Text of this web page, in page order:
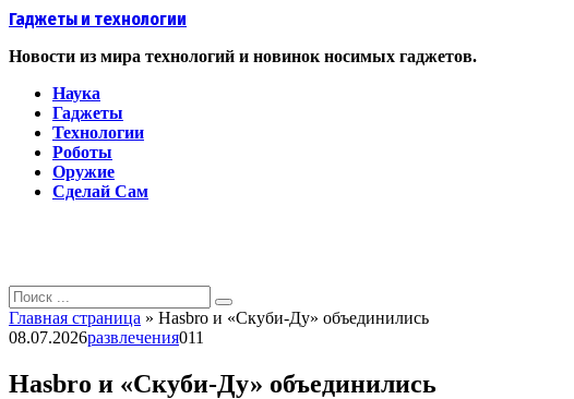
Перейти
контенту
Гаджеты и технологии
Новости из мира технологий и новинок носимых гаджетов.
Наука
Гаджеты
Технологии
Роботы
Оружие
Сделай Сам
Search
for:
Главная страница » Hasbro и «Скуби-Ду» объединились
08.07.2026развлечения011
Hasbro и «Скуби-Ду» объединились